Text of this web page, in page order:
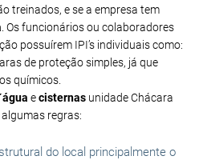
treinados, e se a empresa tem
. Os funcionários ou colaboradores
possuírem IPI’s individuais como:
de proteção simples, já que
químicos.
ecisternas unidade Chácara
regras:
do local principalmente o